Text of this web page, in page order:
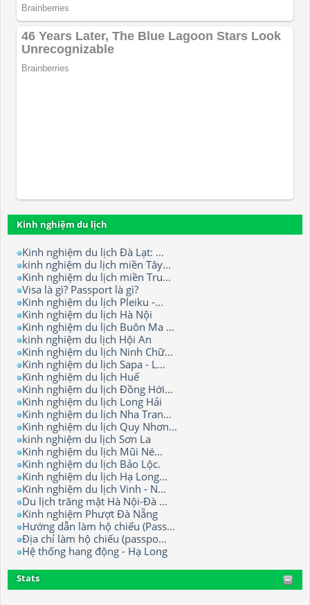
Kinh nghiệm du lịch
Kinh nghiệm du lịch Đà Lạt: ...
kinh nghiệm du lịch miền Tây...
Kinh nghiệm du lịch miền Tru...
Visa là gì? Passport là gì?
Kinh nghiệm du lịch Pleiku -...
Kinh nghiệm du lịch Hà Nội
Kinh nghiệm du lịch Buôn Ma ...
kinh nghiệm du lịch Hội An
Kinh nghiệm du lịch Ninh Chữ...
Kinh nghiệm du lịch Sapa - L...
Kinh nghiệm du lịch Huế
Kinh nghiệm du lịch Đồng Hới...
Kinh nghiệm du lịch Long Hải
Kinh nghiệm du lịch Nha Tran...
Kinh nghiệm du lịch Quy Nhơn...
kinh nghiệm du lịch Sơn La
Kinh nghiệm du lịch Mũi Né...
Kinh nghiệm du lịch Bảo Lộc.
Kinh nghiệm du lịch Hạ Long...
Kinh nghiệm du lịch Vinh - N...
Du lịch trăng mật Hà Nội-Đà ...
Kinh nghiệm Phượt Đà Nẵng
Hướng dẫn làm hộ chiếu (Pass...
Địa chỉ làm hộ chiếu (passpo...
Hệ thống hang động - Hạ Long
Stats